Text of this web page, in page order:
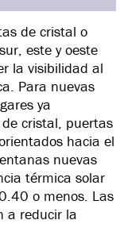
de cristal o
este y oeste
la visibilidad al
Para nuevas
ya
cristal, puertas
hacia el
nuevas
térmica solar
o menos. Las
a reducir la